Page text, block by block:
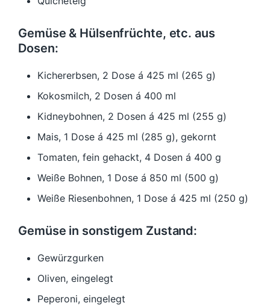
Gemüse & Hülsenfrüchte, etc. aus
Dosen:
Kichererbsen, 2 Dose á 425 ml (265 g)
Kokosmilch, 2 Dosen á 400 ml
Kidneybohnen, 2 Dosen á 425 ml (255 g)
Mais, 1 Dose á 425 ml (285 g), gekornt
Tomaten, fein gehackt, 4 Dosen á 400 g
Weiße Bohnen, 1 Dose á 850 ml (500 g)
Weiße Riesenbohnen, 1 Dose á 425 ml (250 g)
Gemüse in sonstigem Zustand:
Gewürzgurken
Oliven, eingelegt
Peperoni, eingelegt